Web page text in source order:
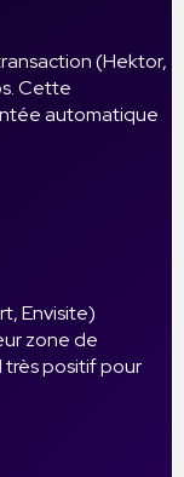
(Hektor,
Cette
automatique
Envisite)
zone de
très positif pour